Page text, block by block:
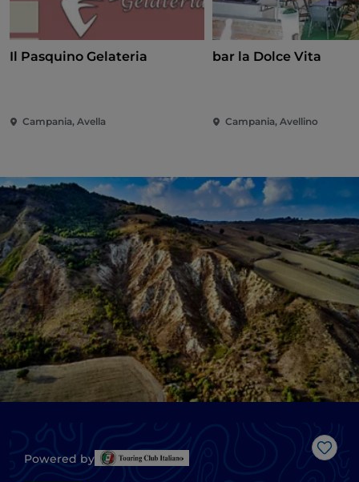
Il Pasquino Gelateria
Campania, Avella
bar la Dolce Vita
Campania, Avellino
Me
Powered by